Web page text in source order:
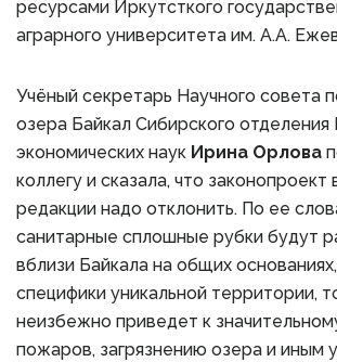
ресурсами Иркутсткого
аграрного университета им. А.А.
Учёный секретарь Научного совета
озера Байкал Сибирского
экономических наук Ирина Орлова
коллегу и сказала, что
редакции надо отклонить. По ее
санитарные сплошные рубки будут
вблизи Байкала на общих
специфики уникальной территории,
неизбежно приведет к
пожаров, загрязнению озера и иным